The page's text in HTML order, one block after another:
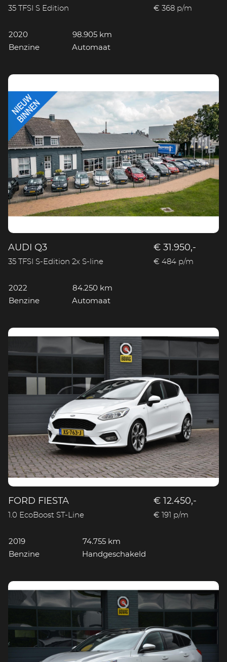
35 TFSI S Edition € 368 p/m
2020
98.905 km
Benzine
Automaat
AUDI Q3
35 TFSI S-Edition 2x S-line
€ 31.950,-
€ 484 p/m
2022
84.250 km
Benzine
Automaat
FORD FIESTA
1.0 EcoBoost ST-Line
€ 12.450,-
€ 191 p/m
2019
74.755 km
Benzine
Handgeschakeld